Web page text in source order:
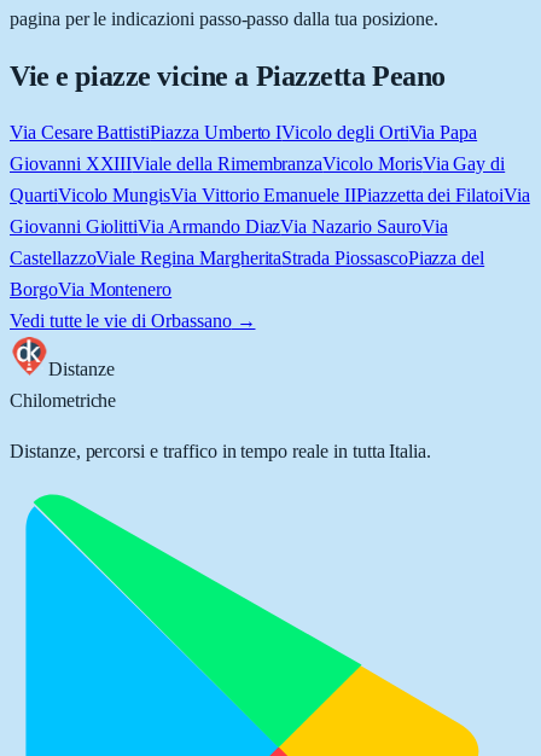
pagina per le indicazioni passo-passo dalla tua posizione.
Vie e piazze vicine a Piazzetta Peano
Via Cesare BattistiPiazza Umberto IVicolo degli OrtiVia Papa
Giovanni XXIIIViale della RimembranzaVicolo MorisVia Gay di
QuartiVicolo MungisVia Vittorio Emanuele IIPiazzetta dei FilatoiVia
Giovanni GiolittiVia Armando DiazVia Nazario SauroVia
CastellazzoViale Regina MargheritaStrada PiossascoPiazza del
BorgoVia Montenero
Vedi tutte le vie di Orbassano→
Distanze
Chilometriche
Distanze, percorsi e traffico in tempo reale in tutta Italia.